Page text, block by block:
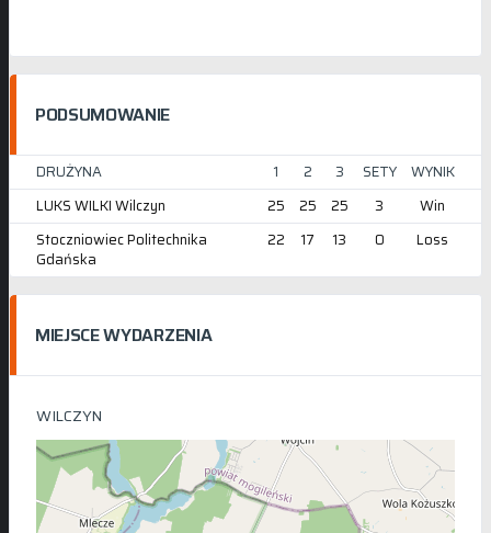
PODSUMOWANIE
DRUŻYNA 1 2 3 SETY
WYNIK
LUKS WILKI Wilczyn
25 25 25 3
Win
Stoczniowiec Politechnika
Gdańska
22 17 13 0 Loss
MIEJSCE WYDARZENIA
WILCZYN